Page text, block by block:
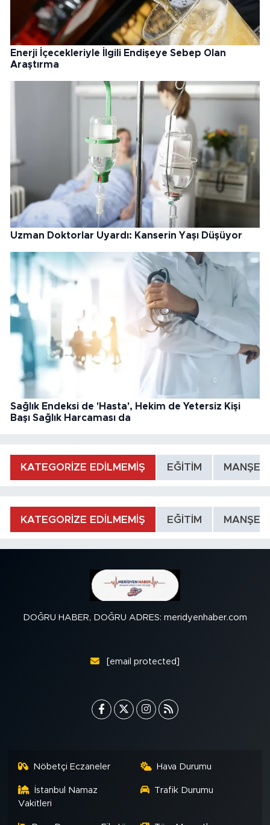
Enerji İçecekleriyle İlgili Endişeye Sebep Olan
Araştırma
Uzman Doktorlar Uyardı: Kanserin Yaşı Düşüyor
Sağlık Endeksi de 'Hasta', Hekim de Yetersiz Kişi
Başı Sağlık Harcaması da
KATEGORİZE EDİLMEMİŞ EĞİTİM MANŞET
KATEGORİZE EDİLMEMİŞ EĞİTİM MANŞET
DOĞRU HABER, DOĞRU ADRES: meridyenhaber.com
[email protected]
Nöbetçi Eczaneler Hava Durumu
İstanbul Namaz
Vakitleri
Trafik Durumu